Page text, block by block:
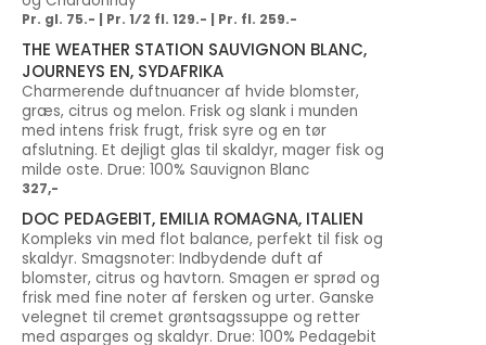
Pr. gl. 75.- | Pr. 1⁄2 fl. 129.- | Pr. fl. 259.-
THE WEATHER STATION SAUVIGNON BLANC,
JOURNEYS EN, SYDAFRIKA
Charmerende duftnuancer af hvide blomster,
græs, citrus og melon. Frisk og slank i munden
med intens frisk frugt, frisk syre og en tør
afslutning. Et dejligt glas til skaldyr, mager fisk og
milde oste. Drue: 100% Sauvignon Blanc
327,-
DOC PEDAGEBIT, EMILIA ROMAGNA, ITALIEN
Kompleks vin med flot balance, perfekt til fisk og
skaldyr. Smagsnoter: Indbydende duft af
blomster, citrus og havtorn. Smagen er sprød og
frisk med fine noter af fersken og urter. Ganske
velegnet til cremet grøntsagssuppe og retter
med asparges og skaldyr. Drue: 100% Pedagebit